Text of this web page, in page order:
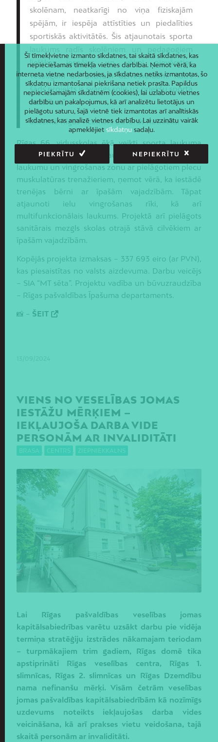
skolēnam, neatkarīgi no viņa fiziskajām
spējām, ir iespēja attīstīties un piedalīties
sportiskās aktivitātēs. Šis atjaunotais sporta
lielākas iespējas un vēlmi pievērsties
veselīgam un aktīvam dzīvesveidam. Katrs
šāds projekts ir svarīgs solis uz priekšu sporta
attīstībai,”
akcentē Rīgas vicemērs Edvards Ratnieks.
Rīgas 66. vidusskolas ēkā veikti sporta laukuma
atjaunošanas darbi, atjaunojot lodes grūšanas
laukumu un vingrošanas zonu ar pielāgotiem plecu
muskulatūras trenažieriem, ņemot vērā, ka iestādē
trenējas bērni ar īpašām vajadzībām. Tāpat
atjaunoti ielu vingrošanas rīki, kā arī
multifunkcionālais laukums. Projektā arī pielāgots
sanitārais mezgls skolas otrajā stāvā cilvēkiem ar
īpašām vajadzībām.
Kopējās projekta izmaksas – 337 693 eiro (ar PVN),
kas piesaistītas no valsts aizdevuma. Darbu veicējs
– SIA “MT sēta”. Projektu vadība un būvuzraudzība
– Rīgas pašvaldības Īpašuma departaments.
📸 – ŠEIT
VIENS NO VESELĪBAS JOMAS
IESTĀŽU MĒRĶIEM –
IEKĻAUJOŠA DARBA VIDE
PERSONĀM AR INVALIDITĀTI
BRASA CENTRS ZIEPNIEKKALNS
Lai Rīgas pašvaldības veselības jomas
kapitālsabiedrības varētu uzsākt darbu pie vidēja
termiņa stratēģiju izstrādes nākamajam teriodam
– turpmākajiem trim gadiem, Rīgas domē tika
apstiprināti Rīgas veselības centra, Rīgas 1.
slimnīcas, Rīgas 2. slimnīcas un Rīgas Dzemdību
nama nefinanšu mērķi. Visām četrām veselības
jomas pašvaldības kapitālsabiedrībām kā nozīmīgs
uzdevums noteikts iekļaujošas darba vides
veicināšana, kā arī prakses vietu veidošana, tajā
skaitā personām ar invaliditāti.
Šī tīmekļvietne izmanto sīkdatnes, tai skaitā sīkdatnes, kas
nepieciešamas tīmekļa vietnes darbībai. Ņemot vērā, ka
interneta vietne nedarbosies, ja sīkdatnes netiks izmantotas, šo
sīkdatņu izmantošanai piekrišana netiek prasīta. Papildus
nepieciešamajām sīkdatnēm (cookies), lai uzlabotu vietnes
darbību un pakalpojumus, kā arī analizētu lietotājus un
pielāgotu saturu, šajā vietnē tiek izmantotas arī analītiskās
sīkdatnes, kas analizē vietnes darbību. Lai uzzinātu vairāk
apmeklējiet sīkdatņusadaļu.
PIEKRĪTU NEPIEKRĪTU